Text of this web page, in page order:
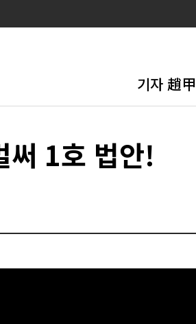
기자 趙
써 1호 법안!